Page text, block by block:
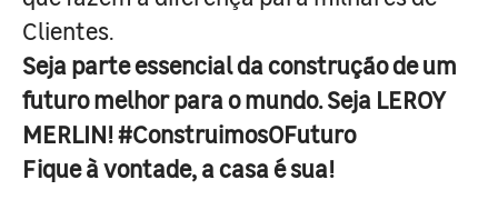
Clientes.
Seja parte essencial da construção de um
futuro melhor para o mundo. Seja LEROY
MERLIN! #ConstruimosOFuturo
Fique à vontade, a casa é sua!